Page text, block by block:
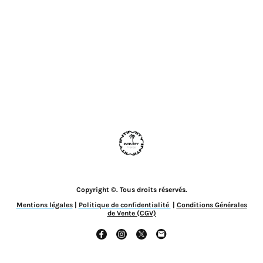
Copyright ©. Tous droits réservés.
Mentions légales| Politique de confidentialité | Conditions Générales
de Vente (CGV)